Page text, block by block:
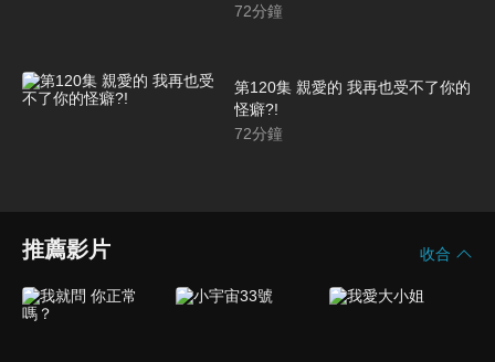
72分鐘
第120集 親愛的 我再也受不了你的
怪癖?!
72分鐘
推薦影片 收合